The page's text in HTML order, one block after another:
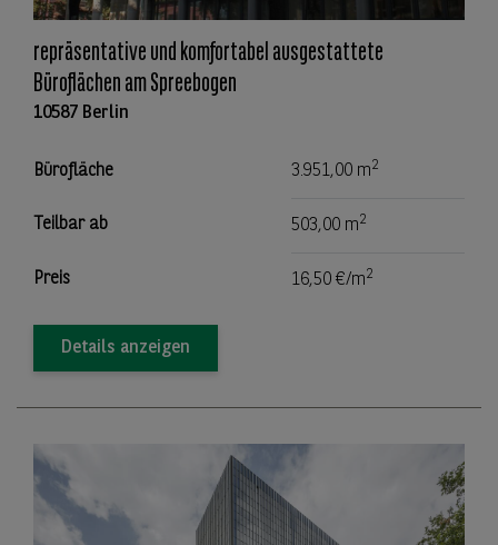
repräsentative und komfortabel ausgestattete
Büroflächen am Spreebogen
10587 Berlin
Bürofläche 3.951,00 m2
Teilbar ab 503,00 m2
Preis 16,50 €/m2
Details anzeigen